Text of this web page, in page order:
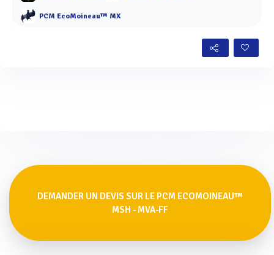
PCM EcoMoineau™ MX
DEMANDER UN DEVIS SUR LE PCM ECOMOINEAU™
MSH - MVA-FF